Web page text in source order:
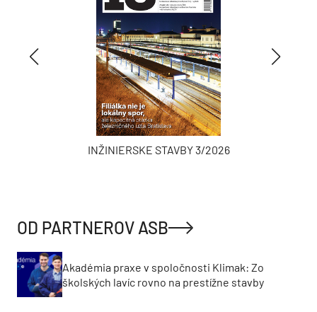
INŽINIERSKE STAVBY 3/2026
OD PARTNEROV ASB
Akadémia praxe v spoločnosti Klimak: Zo
školských lavíc rovno na prestížne stavby